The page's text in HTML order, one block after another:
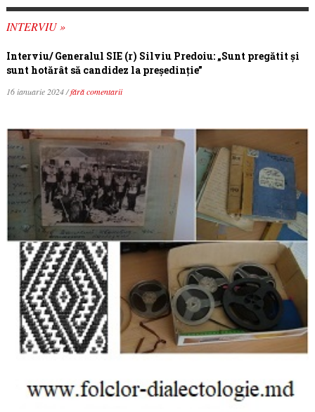
INTERVIU »
Interviu/ Generalul SIE (r) Silviu Predoiu: „Sunt pregătit și
sunt hotărât să candidez la președinție”
16 ianuarie 2024 /fără comentarii